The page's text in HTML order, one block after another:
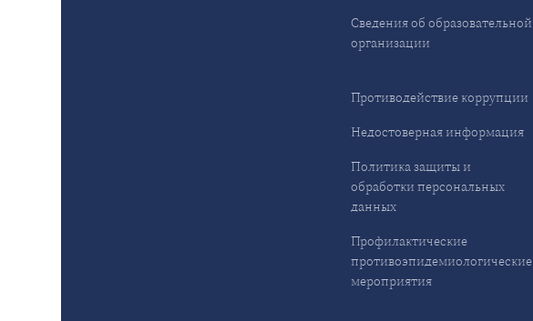
Сведения об образовательной
организации
Противодействие коррупции
Недостоверная информация
Политика защиты и
обработки персональных
данных
Профилактические
противоэпидемиологические
мероприятия